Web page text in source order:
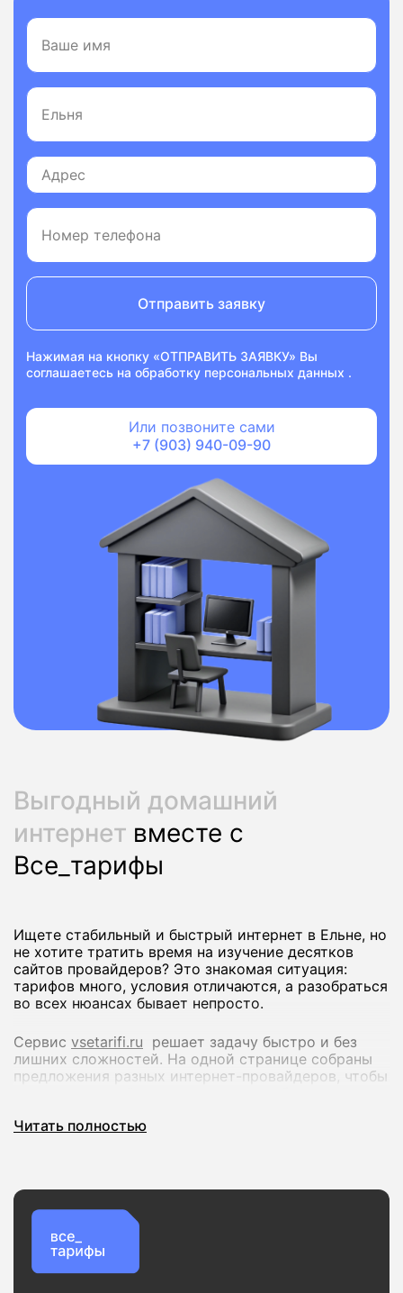
Отправить заявку
Нажимая на кнопку «ОТПРАВИТЬ ЗАЯВКУ» Вы
соглашаетесь на обработку персональных данных .
Или позвоните сами
+7 (903) 940-09-90
Выгодный домашний
интернет вместе с
Все_тарифы
Ищете стабильный и быстрый интернет в Ельне, но
не хотите тратить время на изучение десятков
сайтов провайдеров? Это знакомая ситуация:
тарифов много, условия отличаются, а разобраться
во всех нюансах бывает непросто.
Сервис vsetarifi.ru решает задачу быстро и без
лишних сложностей. На одной странице собраны
предложения разных интернет-провайдеров, чтобы
Удобное сравнение тарифов по скорости и
стоимости
Актуальные предложения без устаревшей
информации
Проверку доступности подключения по вашему
Читать полностью